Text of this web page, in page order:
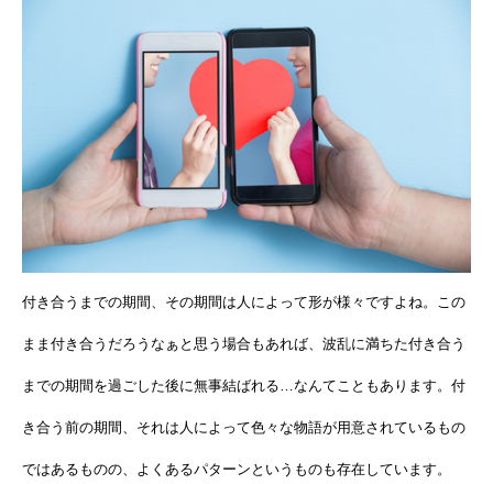
付き合うまでの期間、その期間は人によって形が様々ですよね。この
まま付き合うだろうなぁと思う場合もあれば、波乱に満ちた付き合う
までの期間を過ごした後に無事結ばれる…なんてこともあります。付
き合う前の期間、それは人によって色々な物語が用意されているもの
ではあるものの、よくあるパターンというものも存在しています。